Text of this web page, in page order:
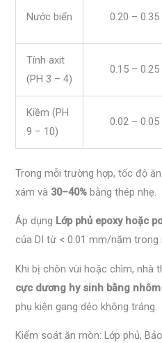
Nước biển 0.20 – 0.35
Tính axit
(PH 3 – 4)
0.15 – 0.25
Kiềm (PH
9 – 10)
0.02 – 0.05
Trong mỗi trường hợp, tốc độ
xám và 30–40% bằng thép nhẹ.
Áp dụng Lớp phủ epoxy hoặc
của DI từ < 0.01 mm/năm trong
Khi bị chôn vùi hoặc chìm, nhà
cực dương hy sinh bằng nhôm
phụ kiện gang dẻo không tráng.
Kiểm soát ăn mòn: Lớp phủ,